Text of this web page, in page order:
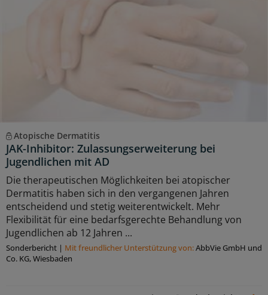
Atopische Dermatitis
JAK-Inhibitor: Zulassungserweiterung bei
Jugendlichen mit AD
Die therapeutischen Möglichkeiten bei atopischer
Dermatitis haben sich in den vergangenen Jahren
entscheidend und stetig weiterentwickelt. Mehr
Flexibilität für eine bedarfsgerechte Behandlung von
Jugendlichen ab 12 Jahren ...
Sonderbericht | Mit freundlicher Unterstützung von:AbbVie GmbH und
Co. KG, Wiesbaden